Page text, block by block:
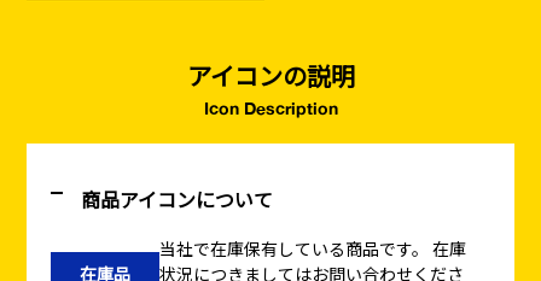
アイコンの説明
Icon Description
商品アイコンについて
在庫品
当社で在庫保有している商品です。 在庫
状況につきましてはお問い合わせくださ